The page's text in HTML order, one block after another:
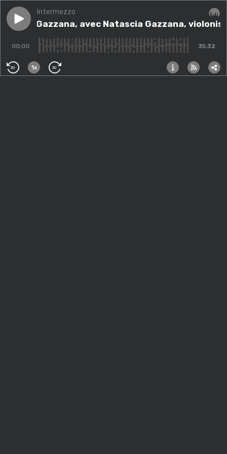
Play episodeLe Duo Gazzana, avec Natascia Gazzana, violoniste
Intermezzo
Le Duo Gazzana, avec Natascia Gazzana,
00:00 35:32
30 1x 30